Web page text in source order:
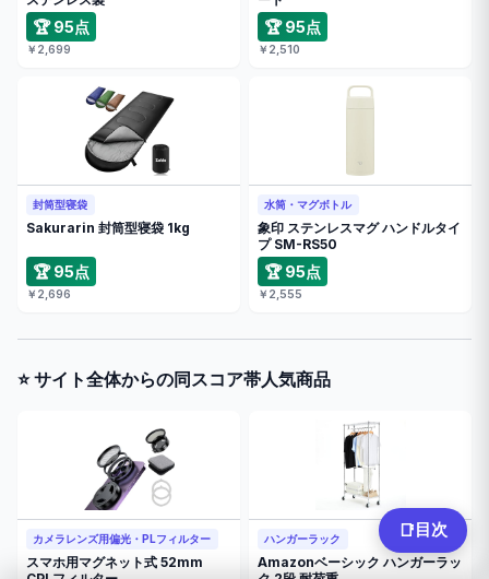
📑 目次
🏆 95点
￥2,699
🏆 95点
￥2,510
封筒型寝袋
Sakurarin 封筒型寝袋 1kg
🏆 95点
￥2,696
水筒・マグボトル
象印 ステンレスマグ ハンドルタイ
プ SM-RS50
🏆 95点
￥2,555
⭐ サイト全体からの同スコア帯人気商品
カメラレンズ用偏光・PLフィルター
スマホ用マグネット式 52mm
ハンガーラック
Amazonベーシック ハンガーラッ